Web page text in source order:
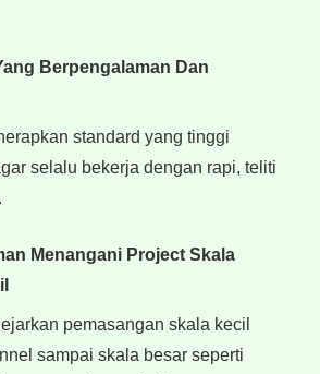
Berpengalaman Dan
standard yang tinggi
selalu bekerja dengan rapi, teliti
Menangani Project Skala
pemasangan skala kecil
sampai skala besar seperti